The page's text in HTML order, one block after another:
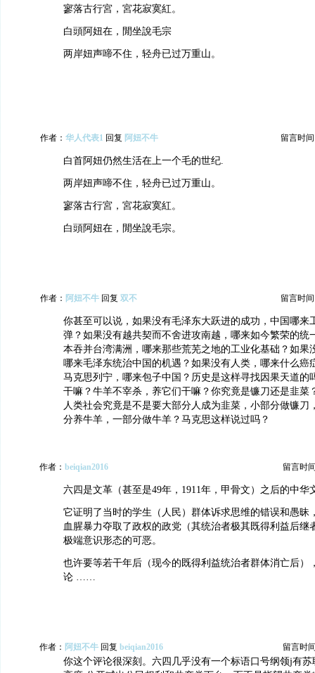
寥落古行宮，宮花寂寞紅。
白頭阿妞在，閒坐說毛宗
两岸妞声啼不住，轻舟已过万重山。
作者： 华人代表1 回复 阿妞不牛 留言时间
白首阿妞仍然生活在上一个毛的世纪.
两岸妞声啼不住，轻舟已过万重山。
寥落古行宮，宮花寂寞紅。
白頭阿妞在，閒坐說毛宗。
作者： 阿妞不牛 回复 双不 留言时间
你甚至可以说，如果没有毛泽东大跃进的成功，中国哪来
弹？如果没有越共契而不舍进攻南越，哪来如今繁荣的统
本吞并台湾满洲，哪来那些荒芜之地的工业化基础？如果
哪来毛泽东统治中国的机遇？如果没有人类，哪来什么癌
马克思列宁，哪来包子中国？历史是这样寻找因果天道的
干嘛？牛羊不宰杀，养它们干嘛？你究竟是镰刀还是韭菜
人类社会究竟是不是要大部分人成为韭菜，小部分做镰刀
分养牛羊，一部分做牛羊？马克思这样说过吗？
作者： beiqian2016 留言时
六四是文革（甚至是49年，1911年，甲骨文）之后的中华
它证明了当时的学生（人民）群体诉求思维的错误和愚昧
血腥暴力夺取了政权的政党（其统治者极其既得利益后继
极端意识形态的可恶。
也许要等若干年后（现今的既得利益统治者群体消亡后）
论 ……
作者： 阿妞不牛 回复 beiqian2016 留言时
你这个评论很深刻。六四几乎没有一个标语口号纲领j有